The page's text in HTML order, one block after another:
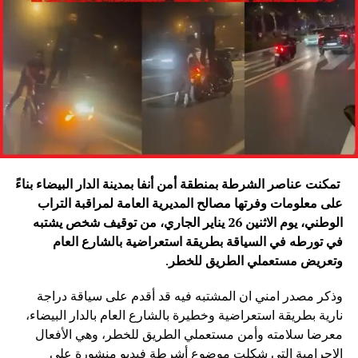
تمكنت عناصر الشرطة بمنطقة أمن أنفا بمدينة الدار البيضاء بناءً
على معلومات وفرتها مصالح المديرية العامة لمراقبة التراب
الوطني، يوم الاثنين 26 يناير الجاري، من توقيف شخص يشتبه
في تورطه في السياقة بطريقة استعراضية بالشارع العام
وتعريض مستعملي الطريق للخطر .
وذكر مصدر امني ان المشتبه فيه قد أقدم على سياقة دراجة
نارية بطريقة استعراضية وخطيرة بالشارع العام بالدار البيضاء،
معرضا سلامته وأمن مستعملي الطريق للخطر، وهي الأفعال
الإجرامية التي شكلت موضوع أشرطة فيديو منشورة على